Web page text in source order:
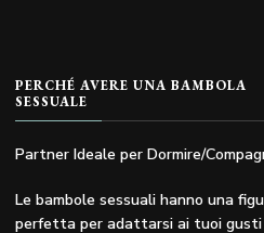
essere
pagina
del
prodotto
PERCHÉ AVERE UNA BAMBOLA
SESSUALE
Partner Ideale per Dormire/
Le bambole sessuali hanno una
perfetta per adattarsi ai tuoi gusti